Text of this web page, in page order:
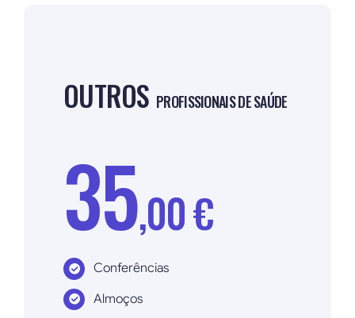
OUTROS PROFISSIONAIS DE SAÚDE
35,00 €
Conferências
Almoços